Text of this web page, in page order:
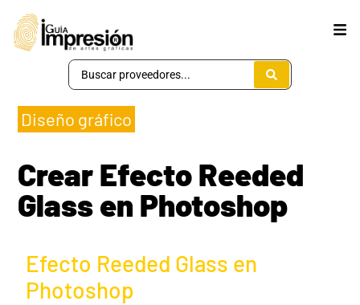
Diseño gráfico
Crear Efecto Reeded
Glass en Photoshop
Efecto Reeded Glass en
Photoshop